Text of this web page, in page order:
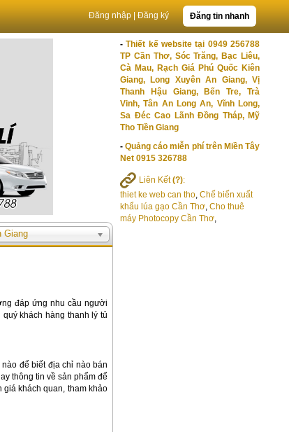
Đăng tin nhanh
Đăng nhập Đăng ký
-Thiết kế website tại 0949 256788
TP Cần Thơ, Sóc Trăng, Bạc Liêu,
Cà Mau, Rạch Giá Phú Quốc Kiên
Giang, Long Xuyên An Giang, Vị
Thanh Hậu Giang, Bến Tre, Trà
Vinh, Tân An Long An, Vĩnh Long,
Sa Đéc Cao Lãnh Đồng Tháp, Mỹ
Tho Tiền Giang
-Quảng cáo miễn phí trên Miền Tây
Net 0915 326788
Liên Kết(?):
thiet ke web can tho, Chế biến xuất
khẩu lúa gạo Cần Thơ, Cho thuê
máy Photocopy Cần Thơ,
Giang
đáp ứng nhu cầu người
khách hàng thanh lý tủ
để biết địa chỉ nào bán
thông tin về sản phẩm để
khách quan, tham khảo